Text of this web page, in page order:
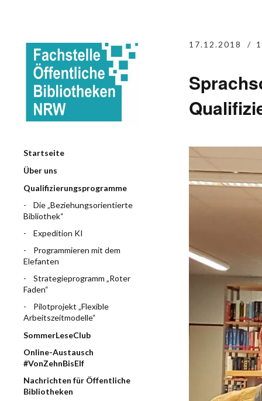
Startseite
Über uns
Qualifizierungsprogramme
Die „Beziehungsorientierte
Bibliothek“
Expedition KI
Programmieren mit dem
Elefanten
Strategieprogramm „Roter
Faden“
Pilotprojekt „Flexible
Arbeitszeitmodelle“
SommerLeseClub
Online-Austausch
#VonZehnBisElf
Nachrichten für Öffentliche
Bibliotheken
17.12.2018